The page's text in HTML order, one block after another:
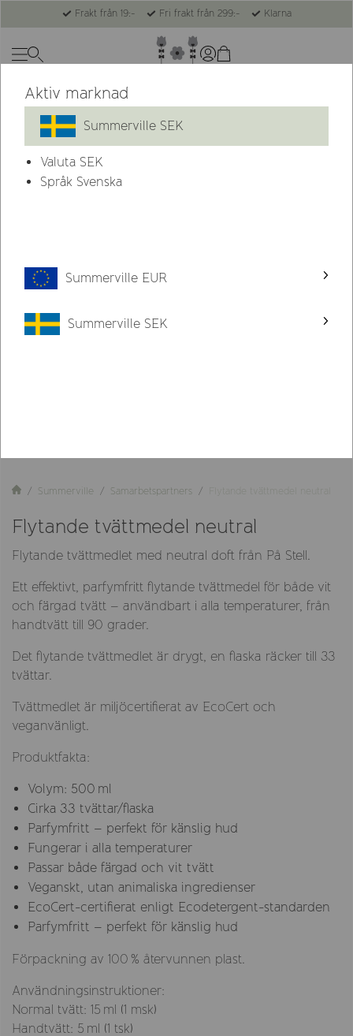
Frakt från 19:- Fri frakt från 299:- Klarna
Summerville Samarbetspartners Flytande tvättmedel neutral
Flytande tvättmedel neutral
Flytande tvättmedlet med neutral doft från På Stell.
Ett effektivt, parfymfritt flytande tvättmedel för både vit
och färgad tvätt – användbart i alla temperaturer, från
handtvätt till 90 grader.
Det flytande tvättmedlet är drygt, en flaska räcker till 33
tvättar.
Tvättmedlet är miljöcertifierat av EcoCert och
veganvänligt.
Produktfakta:
Volym: 500 ml
Cirka 33 tvättar/flaska
Parfymfritt – perfekt för känslig hud
Fungerar i alla temperaturer
Passar både färgad och vit tvätt
Veganskt, utan animaliska ingredienser
EcoCert-certifierat enligt Ecodetergent-standarden
Parfymfritt – perfekt för känslig hud
Förpackning av 100 % återvunnen plast.
Användningsinstruktioner:
Normal tvätt: 15 ml (1 msk)
Handtvätt: 5 ml (1 tsk)
Aktiv marknad
Summerville SEK
Valuta SEK
Språk Svenska
Summerville EUR
Summerville SEK